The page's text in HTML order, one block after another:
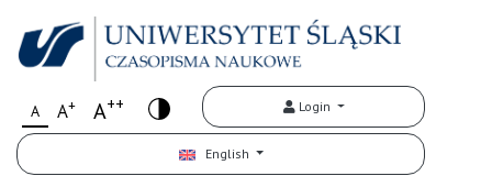
A A+ A++ Login
English